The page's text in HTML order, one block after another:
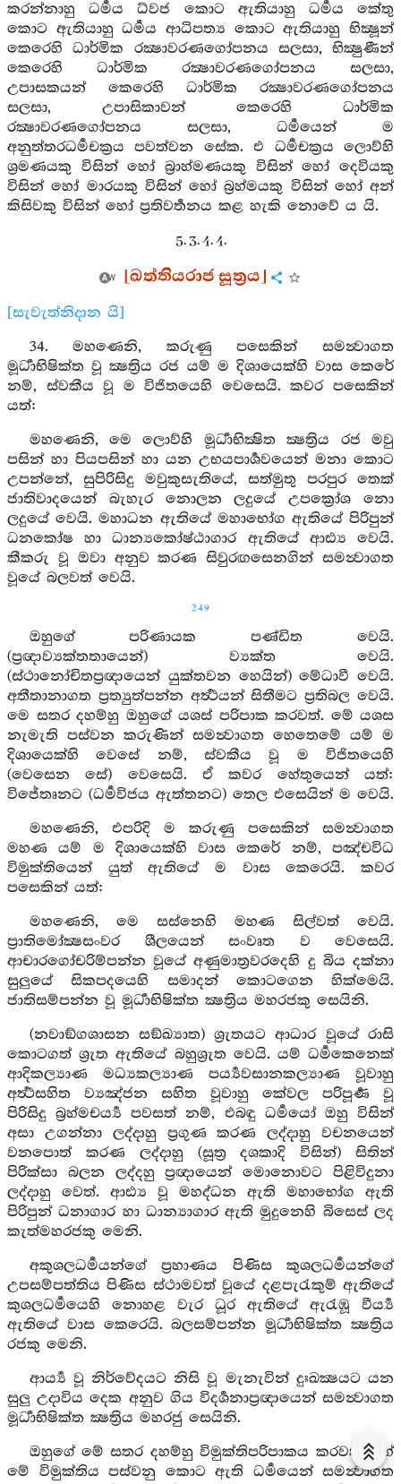
කරන්නාහු ධර්‍මය ධ්වජ කොට ඇතියාහු ධර්‍මය කේතු
කොට ඇතියාහු ධර්‍මය ආධිපත්‍ය කොට ඇතියාහු භික්‍ෂූන්
කෙරෙහි ධාර්මික රක්‍ෂාවරණගෝපනය සලසා, භික්‍ෂුණීන්
කෙරෙහි ධාර්මික රක්‍ෂාවරණගෝපනය සලසා,
උපාසකයන් කෙරෙහි ධාර්මික රක්‍ෂාවරණගෝපනය
සලසා, උපාසිකාවන් කෙරෙහි ධාර්මික
රක්‍ෂාවරණගෝපනය සලසා, ධර්‍මයෙන් ම
අනුත්තරධර්‍මචක්‍රය පවත්වන සේක. එ ධර්‍මචක්‍රය ලොව්හි
ශ්‍රමණයකු විසින් හෝ බ්‍රාහ්මණයකු විසින් හෝ දෙවියකු
විසින් හෝ මාරයකු විසින් හෝ බ්‍රහ්මයකු විසින් හෝ අන්
කිසිවකු විසින් හෝ ප්‍රතිවර්‍තනය කළ හැකි නොවේ ය යි.
5. 3. 4. 4.
[ඛත්තියරාජ සූත්‍රය]
[සැවැත්නිදාන යි]
34. මහණෙනි, කරුණු පසෙකින් සමන්‍වාගත
මූර්‍ධාභිෂික්ත වූ ක්‍ෂත්‍රිය රජ යම් ම දිශායෙක්හි වාස කෙරේ
නම්, ස්වකීය වූ ම විජිතයෙහි වෙසෙයි. කවර පසෙකින්
යත්:
මහණෙනි, මෙ ලොව්හි මූර්‍ධාභික්‍ෂිත ක්‍ෂත්‍රිය රජ මවු
පසින් හා පියපසින් හා යන උභයපාර්‍ශවයෙන් මනා කොට
උපන්නේ, සුපිරිසිදු මවුකුසැතියේ, සත්මුතු පරපුර තෙක්
ජාතිවාදයෙන් බැහැර නොලන ලදුයේ උපක්‍රෝශ නො
ලදුයේ වෙයි. මහාධන ඇතියේ මහාභෝග ඇතියේ පිරිපුන්
ධනකෝෂ හා ධාන්‍යකෝෂ්ඨාගාර ඇතියේ ආඪ්‍ය වෙයි.
කීකරු වූ ඔවා අනුව කරණ සිවුරඟසෙනගින් සමන්‍වාගත
වූයේ බලවත් වෙයි.
249
ඔහුගේ පරිණායක පණ්ඩිත වෙයි.
(ප්‍රඥාව්‍යක්තතායෙන්) ව්‍යක්ත වෙයි.
(ස්ථානෝචිතප්‍රඥායෙන් යුක්තවන හෙයින්) මේධාවී වෙයි.
අතීතානාගත ප්‍රත්‍යුත්පන්න අර්‍ත්‍ථයන් සිතීමට ප්‍රතිබල වෙයි.
මෙ සතර දහම්හු ඔහුගේ යශස් පරිපාක කරවත්. මේ යශස
නැමැති පස්වන කරුණින් සමන්‍වාගත හෙතෙමේ යම් ම
දිශායෙක්හි වෙසේ නම්, ස්වකීය වූ ම විජිතයෙහි
(වෙසෙන සේ) වෙසෙයි. ඒ කවර හේතුයෙන් යත්:
විජේතෘනට (ධර්‍මවිජය ඇත්තනට) තෙල එසෙයින් ම වෙයි.
මහණෙනි, එපරිදි ම කරුණු පසෙකින් සමන්‍වාගත
මහණ යම් ම දිශායෙක්හි වාස කෙරේ නම්, පඤ්චවිධ
විමුක්තියෙන් යුත් ඇතියේ ම වාස කෙරෙයි. කවර
පසෙකින් යත්:
මහණෙනි, මෙ සස්නෙහි මහණ සිල්වත් වෙයි.
ප්‍රාතිමෝක්‍ෂසංවර ශීලයෙන් සංවෘත ව වෙසෙයි.
ආචාරගෝචරිම්පන්න වූයේ අණුමාත්‍රවරදෙහි දු බිය දක්නා
සුලුයේ සිකපදයෙහි සමාදන් කොටගෙන හික්මෙයි.
ජාතිසම්පන්න වූ මූර්‍ධාභිෂික්ත ක්‍ෂත්‍රිය මහරජකු සෙයිනි.
(නවාඞ්ගශාසන සඞ්ඛ්‍යාත) ශ්‍රැතයට ආධාර වූයේ රාසි
කොටගත් ශ්‍රැත ඇතියේ බහුශ්‍රුත වෙයි. යම් ධර්‍මකෙනෙක්
ආදිකල්‍යාණ මධ්‍යකල්‍යාණ පර්‍ය්‍යවසානකල්‍යාණ වූවාහු
අර්‍ත්‍ථසහිත ව්‍යඤ්ජන සහිත වූවාහු කේවල පරිපූර්‍ණ වූ
පිරිසිදු බ්‍රහ්මචර්‍ය්‍ය පවසත් නම්, එබඳු ධර්‍මයෝ ඔහු විසින්
අසා උගන්නා ලද්දාහු ප්‍රගුණ කරණ ලද්දාහු වචනයෙන්
වනපොත් කරණ ලද්දාහු (සූත්‍ර දශකාදි විසින්) සිතින්
පිරික්සා බලන ලද්දහු ප්‍රඥායෙන් මොනොවට පිළිවිදුනා
ලද්දාහු වෙත්. ආඪ්‍ය වූ මහද්ධන ඇති මහාභෝග ඇති
පිරිපුන් ධනාගාර හා ධාන්‍යාගාර ඇති මුදුනෙහි බිසෙස් ලද
කැත්මහරජකු මෙනි.
අකුශලධර්‍මයන්ගේ ප්‍රහාණය පිණිස කුශලධර්‍මයන්ගේ
උපසම්පත්තිය පිණිස ස්ථාමවත් වූයේ දළපැරැකුම් ඇතියේ
කුශලධර්‍මයෙහි නොහළ වැර ධූර ඇතියේ ඇරැඹූ වීර්‍ය්‍ය
ඇතියේ වාස කෙරෙයි. බලසම්පන්න මූර්‍ධාභිෂික්ත ක්‍ෂත්‍රිය
රජකු මෙනි.
ආර්‍ය්‍ය වූ නිර්වේදයට නිසි වූ මැනැවින් දුඃඛක්‍ෂයට යන
සුලු උදාවිය දෙක අනුව ගිය විදර්‍ශනාප්‍රඥායෙන් සමන්‍වාගත
මූර්‍ධාභිෂික්ත ක්‍ෂත්‍රිය මහරජු සෙයිනි.
ඔහුගේ මේ සතර දහම්හු විමුක්තිපරිපාකය කරවත්. හේ
මේ විමුක්තිය පස්වනු කොට ඇති ධර්‍මයෙන් සමන්‍වාගත